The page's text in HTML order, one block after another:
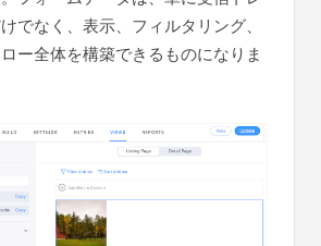
でなく、表示、フィルタリング、
ー全体を構築できるものになりま